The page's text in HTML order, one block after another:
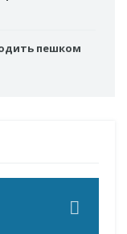
пешком